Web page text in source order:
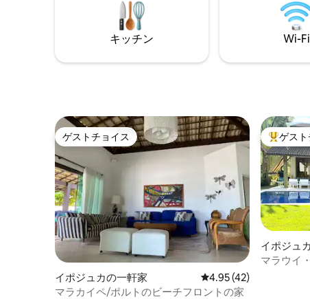
キッチン Wi-Fi
ゲストチョイス
ゲストチョイス
イポジュカの一軒家 レビュー42件、5つ星
4.95 (42)
マラカイペ/ポルトのビーチフロントの家
大好評
ゲスト
イポジュ
マラウイ